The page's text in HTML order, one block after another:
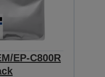
EP-C800R